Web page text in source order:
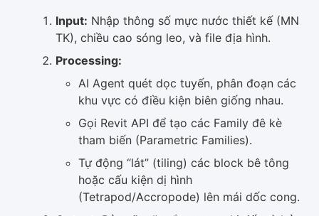
Input: Nhập thông số mực nước thiết kế (MN
TK), chiều cao sóng leo, và file địa hình.
Processing:
AI Agent quét dọc tuyến, phân đoạn các
khu vực có điều kiện biên giống nhau.
Gọi Revit API để tạo các Family đê kè
tham biến (Parametric Families).
Tự động “lát” (tiling) các block bê tông
hoặc cấu kiện dị hình
(Tetrapod/Accropode) lên mái dốc cong.